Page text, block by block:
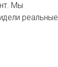
Мы
реальные